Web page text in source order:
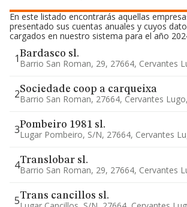
En este listado encontrarás aquellas
presentado sus cuentas anuales y cuyos
cargados en nuestro sistema para el año
1Bardasco sl.
Barrio San Roman, 29, 27664, Cervantes
2Sociedade coop a carqueixa
Barrio San Roman, 27664, Cervantes
3Pombeiro 1981 sl.
Lugar Pombeiro, S/n, 27664, Cervantes
4Translobar sl.
Barrio San Roman, 29, 27664, Cervantes
5Trans cancillos sl.